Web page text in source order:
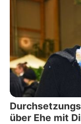
über Ehe mit